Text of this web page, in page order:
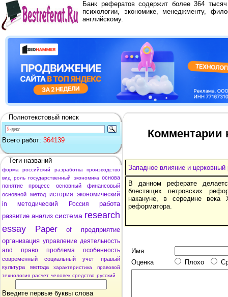
Банк рефератов содержит более 364
психологии, экономике, менеджменту,
английскому.
Полнотекстовый поиск
Всего работ: 364139
Теги названий
форма российский разработка
производство
вид
роль государственный экономика основа
понятие
процесс основный
финансовый
основной метод история экономический
in
методический Россия
работа
развитие анализ система research
essay
Paper of
предприятие
организация управление деятельность
and
право проблема особенность
современный социальный учет
правый
культура
метода характеристика
правовой
технология расчет человек средство русский
Введите первые буквы слова
Комментарии
Западное влияние и церковный
В данном реферате
блестящих петровских
накануне, в середине
реформа­тора.
Имя
Оценка
Плохо